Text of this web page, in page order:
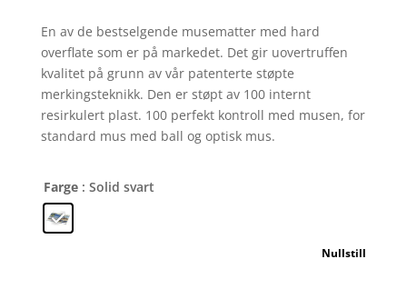
En av de bestselgende musematter med hard
overflate som er på markedet. Det gir uovertruffen
kvalitet på grunn av vår patenterte støpte
merkingsteknikk. Den er støpt av 100 internt
resirkulert plast. 100 perfekt kontroll med musen, for
standard mus med ball og optisk mus.
Farge : Solid svart
Nullstill